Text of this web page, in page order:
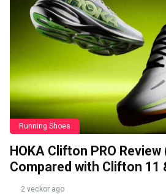
Running Shoes
HOKA Clifton PRO
Compared with Clifton 11
2 veckor ago